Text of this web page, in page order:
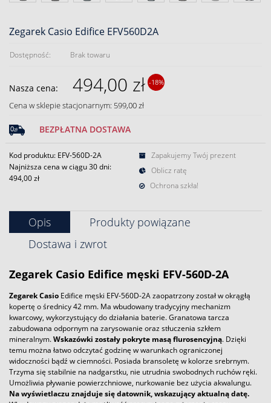
Zegarek Casio Edifice EFV560D2A
Dostępność: Brak towaru
Nasza cena: 494,00 zł -18%
Cena w sklepie stacjonarnym: 599,00 zł
BEZPŁATNA DOSTAWA
Kod produktu: EFV-560D-2A
Najniższa cena w ciągu 30 dni:
494,00 zł
Zapakujemy Twój prezent
Oblicz ratę
Ochrona szkła!
Opis
Produkty powiązane
Dostawa i zwrot
Zegarek Casio Edifice męski EFV-560D-2A
ZegarekCasio Edifice męski EFV-560D-2A zaopatrzony został w okrągłą
kopertę o średnicy 42 mm. Ma wbudowany tradycyjny mechanizm
kwarcowy, wykorzystujący do działania baterie. Granatowa tarcza
zabudowana odpornym na zarysowanie oraz stłuczenia szkłem
mineralnym.Wskazówki zostały pokryte masą flurosencyjną. Dzięki
temu można łatwo odczytać godzinę w warunkach ograniczonej
widoczności bądź w ciemności. Posiada bransoletę w kolorze srebrnym.
Trzyma się stabilnie na nadgarstku, nie utrudnia swobodnych ruchów ręki.
Umożliwia pływanie powierzchniowe, nurkowanie bez użycia akwalungu.
Na wyświetlaczu znajduje się datownik, wskazujący aktualną datę.